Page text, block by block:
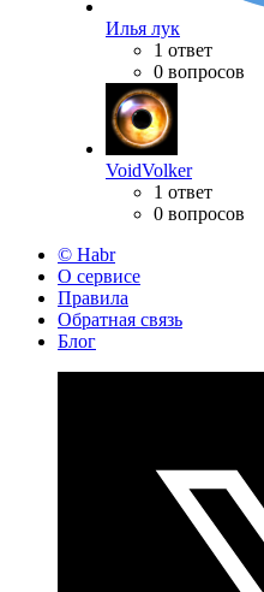
Илья лук
1 ответ
0 вопросов
VoidVolker
1 ответ
0 вопросов
© Habr
О сервисе
Правила
Обратная связь
Блог